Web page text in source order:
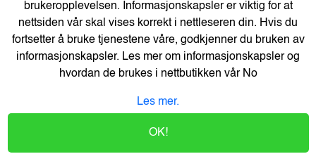
71,-
109,-
Lagerstatus:1382 stk på lager.
brukeropplevelsen. Informasjonskapsler er viktig for at
nettsiden vår skal vises korrekt i nettleseren din. Hvis du
fortsetter å bruke tjenestene våre, godkjenner du bruken av
informasjonskapsler. Les mer om informasjonskapsler og
hvordan de brukes i nettbutikken vårNo
Les mer.
OK!